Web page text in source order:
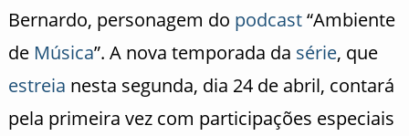
Bernardo, personagem do podcast“Ambiente
de Música”. A nova temporada da série, que
estreia nesta segunda, dia 24 de abril, contará
pela primeira vez com participações especiais